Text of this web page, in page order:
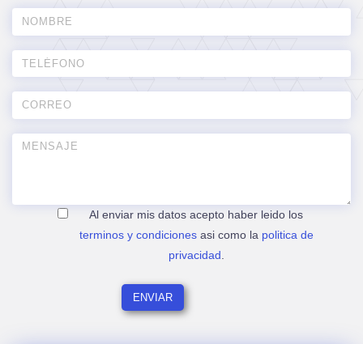
Al enviar mis datos acepto haber leido los
terminos y condicionesasi como la politica de
privacidad